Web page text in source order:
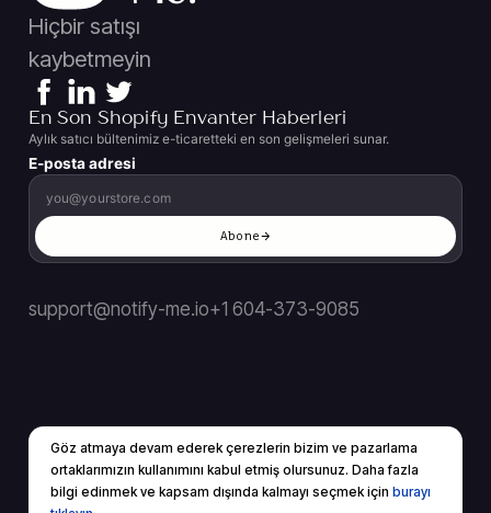
Göz atmaya devam ederek çerezlerin bizim ve pazarlama
ortaklarımızın kullanımını kabul etmiş olursunuz. Daha fazla
bilgi edinmek ve kapsam dışında kalmayı seçmek için burayı
Hiçbir satışı
kaybetmeyin
En Son Shopify Envanter Haberleri
Aylık satıcı bültenimiz e-ticaretteki en son gelişmeleri sunar.
E-posta adresi
Abone
support@notify-me.io+1 604-373-9085
TR ▼